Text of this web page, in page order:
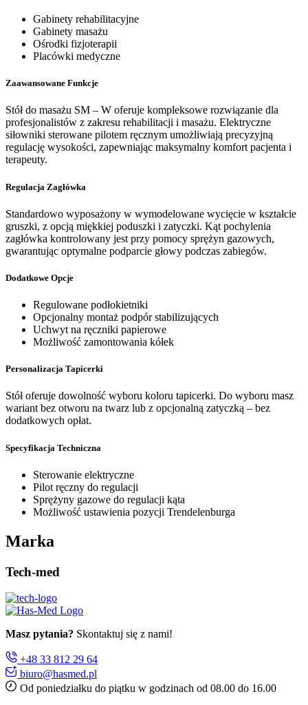
Gabinety rehabilitacyjne
Gabinety masażu
Ośrodki fizjoterapii
Placówki medyczne
Zaawansowane Funkcje
Stół do masażu SM – W oferuje kompleksowe rozwiązanie dla
profesjonalistów z zakresu rehabilitacji i masażu. Elektryczne
siłowniki sterowane pilotem ręcznym umożliwiają precyzyjną
regulację wysokości, zapewniając maksymalny komfort pacjenta i
terapeuty.
Regulacja Zagłówka
Standardowo wyposażony w wymodelowane wycięcie w kształcie
gruszki, z opcją miękkiej poduszki i zatyczki. Kąt pochylenia
zagłówka kontrolowany jest przy pomocy sprężyn gazowych,
gwarantując optymalne podparcie głowy podczas zabiegów.
Dodatkowe Opcje
Regulowane podłokietniki
Opcjonalny montaż podpór stabilizujących
Uchwyt na ręczniki papierowe
Możliwość zamontowania kółek
Personalizacja Tapicerki
Stół oferuje dowolność wyboru koloru tapicerki. Do wyboru masz
wariant bez otworu na twarz lub z opcjonalną zatyczką – bez
dodatkowych opłat.
Specyfikacja Techniczna
Sterowanie elektryczne
Pilot ręczny do regulacji
Sprężyny gazowe do regulacji kąta
Możliwość ustawienia pozycji Trendelenburga
Marka
Tech-med
Masz pytania? Skontaktuj się z nami!
+48 33 812 29 64
biuro@hasmed.pl
Od poniedziałku do piątku w godzinach od 08.00 do 16.00